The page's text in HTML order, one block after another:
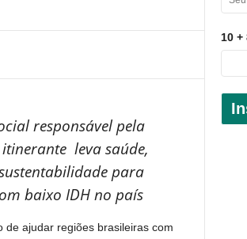
responsável pela
leva saúde,
para
baixo IDH no país
de ajudar regiões brasileiras com
10 +